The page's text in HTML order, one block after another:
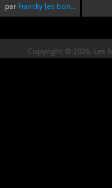
par Francky les bon...
Copyright © 2026, Les